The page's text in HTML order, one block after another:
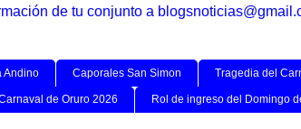
de tu conjunto a
Andino Caporales San Simon Tragedia del
de Oruro 2026 Rol de ingreso del Domingo